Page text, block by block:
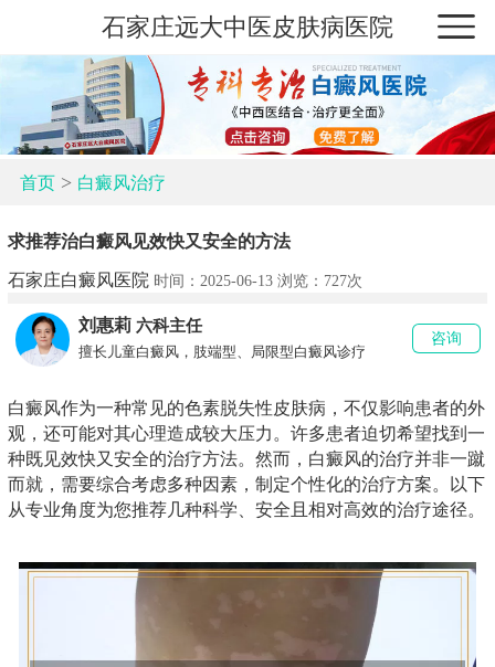
石家庄远大中医皮肤病医院
首页> 白癜风治疗
求推荐治白癜风见效快又安全的方法
石家庄白癜风医院 时间：2025-06-13 浏览： 727次
刘惠莉 六科主任
擅长儿童白癜风，肢端型、局限型白癜风诊疗
咨询
白癜风作为一种常见的色素脱失性皮肤病，不仅影响患者的外
观，还可能对其心理造成较大压力。许多患者迫切希望找到一
种既见效快又安全的治疗方法。然而，白癜风的治疗并非一蹴
而就，需要综合考虑多种因素，制定个性化的治疗方案。以下
从专业角度为您推荐几种科学、安全且相对高效的治疗途径。